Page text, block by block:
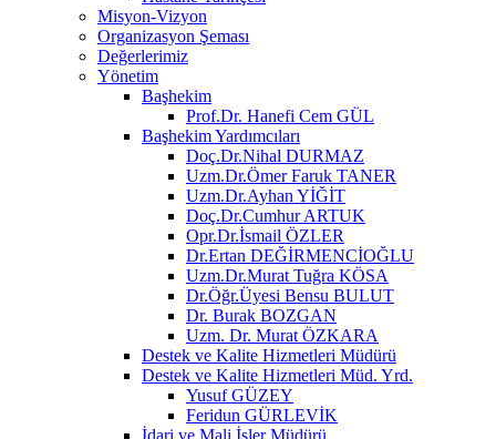
Misyon-Vizyon
Organizasyon Şeması
Değerlerimiz
Yönetim
Başhekim
Prof.Dr. Hanefi Cem GÜL
Başhekim Yardımcıları
Doç.Dr.Nihal DURMAZ
Uzm.Dr.Ömer Faruk TANER
Uzm.Dr.Ayhan YİĞİT
Doç.Dr.Cumhur ARTUK
Opr.Dr.İsmail ÖZLER
Dr.Ertan DEĞİRMENCİOĞLU
Uzm.Dr.Murat Tuğra KÖSA
Dr.Öğr.Üyesi Bensu BULUT
Dr. Burak BOZGAN
Uzm. Dr. Murat ÖZKARA
Destek ve Kalite Hizmetleri Müdürü
Destek ve Kalite Hizmetleri Müd. Yrd.
Yusuf GÜZEY
Feridun GÜRLEVİK
İdari ve Mali İşler Müdürü